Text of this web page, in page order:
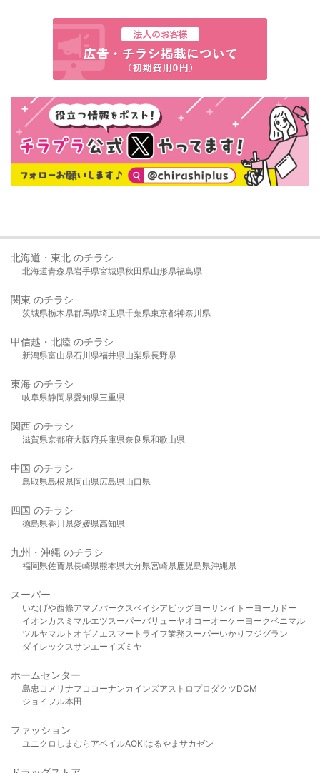
北海道・東北 のチラシ
北海道青森県岩手県宮城県秋田県山形県福島県
関東 のチラシ
茨城県栃木県群馬県埼玉県千葉県東京都神奈川県
甲信越・北陸 のチラシ
新潟県富山県石川県福井県山梨県長野県
東海 のチラシ
岐阜県静岡県愛知県三重県
関西 のチラシ
滋賀県京都府大阪府兵庫県奈良県和歌山県
中国 のチラシ
鳥取県島根県岡山県広島県山口県
四国 のチラシ
徳島県香川県愛媛県高知県
九州・沖縄 のチラシ
福岡県佐賀県長崎県熊本県大分県宮崎県鹿児島県沖縄県
スーパー
いなげや西條アマノパークスベイシア ビッグヨーサンイトーヨーカドー
イオンカスミ マルエツスーパーバリューヤオコーオーケー ヨークベニマル
ツルヤマルト オギノ エスマート ライフ業務スーパーいかり フジグラン
ダイレックスサンエーイズミヤ
ホームセンター
島忠 コメリ ナフコ コーナンカインズアストロプロダクツDCM
ジョイフル本田
ファッション
ユニクロ しまむら アベイルAOKIはるやま サカゼン